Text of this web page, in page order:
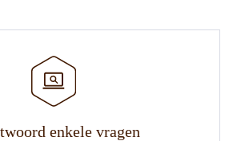
enkele vragen